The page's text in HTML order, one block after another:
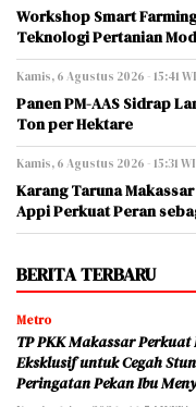
Workshop Smart
Teknologi Pertanian
Kamis, 6 Agustus 2026 - 15:41
Panen PM-AAS Sidrap
Ton per Hektare
Kamis, 6 Agustus 2026 - 15:31
Karang Taruna
Appi Perkuat Peran
BERITA TERBARU
Metro
TP PKK Makassar Perkuat
Eksklusif untuk Cegah
Peringatan Pekan Ibu